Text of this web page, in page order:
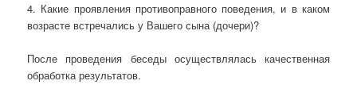
4. Какие проявления противоправного поведения, и в каком
возрасте встречались у Вашего сына (дочери)?
После проведения беседы осуществлялась качественная
обработка результатов.